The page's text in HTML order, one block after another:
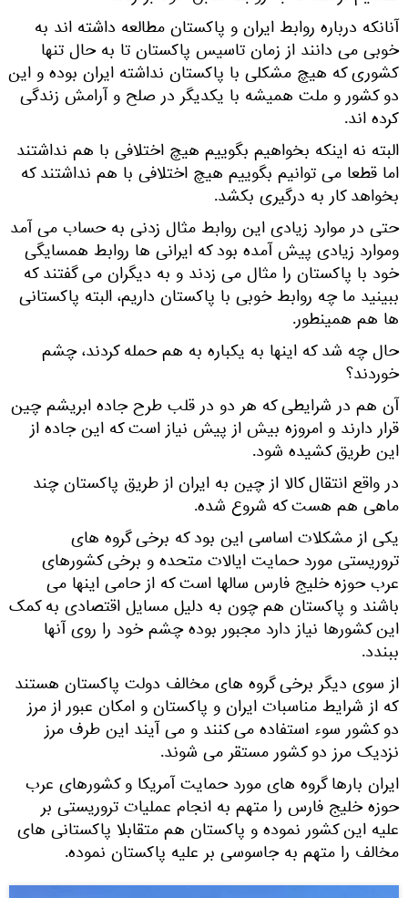
آنانکه درباره روابط ایران و پاکستان مطالعه داشته اند به
خوبی می دانند از زمان تاسیس پاکستان تا به حال تنها
کشوری که هیچ مشکلی با پاکستان نداشته ایران بوده و این
دو کشور و ملت همیشه با یکدیگر در صلح و آرامش زندگی
کرده اند.
البته نه اینکه بخواهیم بگوییم هیچ اختلافی با هم نداشتند
اما قطعا می توانیم بگوییم هیچ اختلافی با هم نداشتند که
بخواهد کار به درگیری بکشد.
حتی در موارد زیادی این روابط مثال زدنی به حساب می آمد
وموارد زیادی پیش آمده بود که ایرانی ها روابط همسایگی
خود با پاکستان را مثال می زدند و به دیگران می گفتند که
ببینید ما چه روابط خوبی با پاکستان داریم، البته پاکستانی
ها هم همینطور.
حال چه شد که اینها به یکباره به هم حمله کردند، چشم
خوردند؟
آن هم در شرایطی که هر دو در قلب طرح جاده ابریشم چین
قرار دارند و امروزه بیش از پیش نیاز است که این جاده از
این طریق کشیده شود.
در واقع انتقال کالا از چین به ایران از طریق پاکستان چند
ماهی هم هست که شروع شده.
یکی از مشکلات اساسی این بود که برخی گروه های
تروریستی مورد حمایت ایالات متحده و برخی کشورهای
عرب حوزه خلیج فارس سالها است که از حامی اینها می
باشند و پاکستان هم چون به دلیل مسایل اقتصادی به کمک
این کشورها نیاز دارد مجبور بوده چشم خود را روی آنها
ببندد.
از سوی دیگر برخی گروه های مخالف دولت پاکستان هستند
که از شرایط مناسبات ایران و پاکستان و امکان عبور از مرز
دو کشور سوء استفاده می کنند و می آیند این طرف مرز
نزدیک مرز دو کشور مستقر می شوند.
ایران بارها گروه های مورد حمایت آمریکا و کشورهای عرب
حوزه خلیج فارس را متهم به انجام عملیات تروریستی بر
علیه این کشور نموده و پاکستان هم متقابلا پاکستانی های
مخالف را متهم به جاسوسی بر علیه پاکستان نموده.